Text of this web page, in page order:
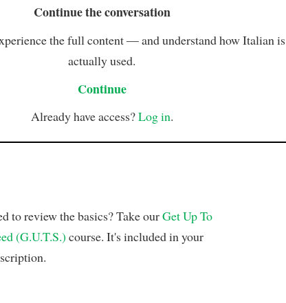
Continue the conversation
the full content — and understand how Italian is
actually used.
Continue
Already have access?Log in.
to review the basics? Take ourGet Up To
(G.U.T.S.) course. It's included in your